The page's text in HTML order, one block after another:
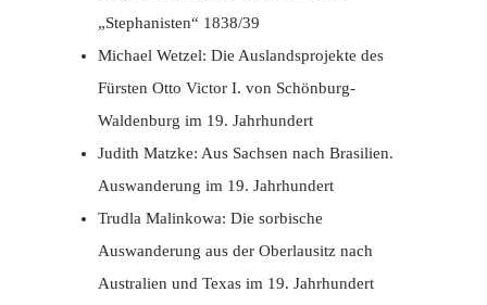
„Stephanisten“ 1838/39
Michael Wetzel: Die Auslandsprojekte des
Fürsten Otto Victor I. von Schönburg-
Waldenburg im 19. Jahrhundert
Judith Matzke: Aus Sachsen nach Brasilien.
Auswanderung im 19. Jahrhundert
Trudla Malinkowa: Die sorbische
Auswanderung aus der Oberlausitz nach
Australien und Texas im 19. Jahrhundert